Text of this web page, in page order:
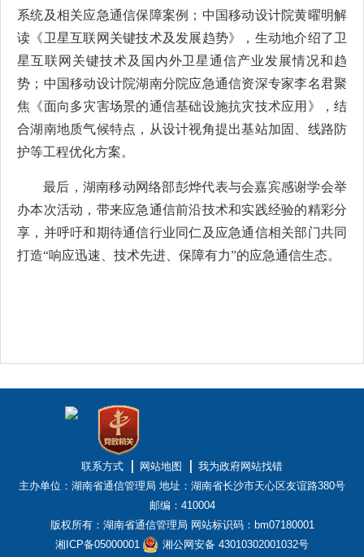
系统及相关应急通信保障案例；中国移动设计院黄曜明解
读《卫星互联网关键技术及发展趋势》，生动地介绍了卫
星互联网关键技术及国内外卫星通信产业发展情况和趋
势；中国移动设计院湖南分院应急通信资深专家李名君聚
焦《面向多灾害场景的通信基础设施抗灾技术应用》，结
合湖南地质气候特点，从设计视角提出基站加固、线路防
护等工程优化方案。
最后，湖南移动网络部彭烨代表与会嘉宾感谢学会举
办本次活动，带来应急通信前沿技术和实践经验的精彩分
享，并呼吁和期待通信行业同仁及应急通信相关部门共同
打造“响应迅速、技术先进、保障有力”的应急通信生态。
联系方式 网站地图
我为政府网站找错
主办单位：湖南省通信管理局 地址：湖南省长沙市天心区友谊路380号
邮编：410004
版权所有：湖南省通信管理局 网站标识码：bm07180001
湘ICP备05000001
湘公网安备 43010302001032号